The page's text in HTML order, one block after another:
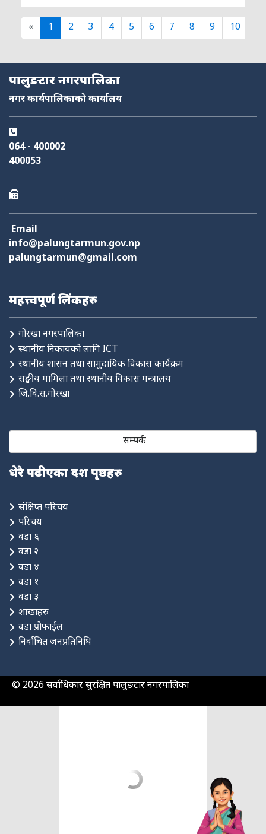
« 1 2 3 4 5 6 7 8 9 10
पालुङटार नगरपालिका
नगर कार्यपालिकाको कार्यालय
064 - 400002
400053
Email
info@palungtarmun.gov.np
palungtarmun@gmail.com
महत्त्वपूर्ण लिंकहरु
गोरखा नगरपालिका
स्थानीय निकायको लागि ICT
स्थानीय शासन तथा सामुदायिक विकास कार्यक्रम
सङ्घीय मामिला तथा स्थानीय विकास मन्त्रालय
जि.वि.स.गोरखा
सम्पर्क
धेरै पढीएका दश पृष्ठहरु
संक्षिप्त परिचय
परिचय
वडा ६
वडा २
वडा ४
वडा १
वडा ३
शाखाहरु
वडा प्रोफाईल
निर्वाचित जनप्रतिनिधि
© 2026 सर्वाधिकार सुरक्षित पालुङटार नगरपालिका